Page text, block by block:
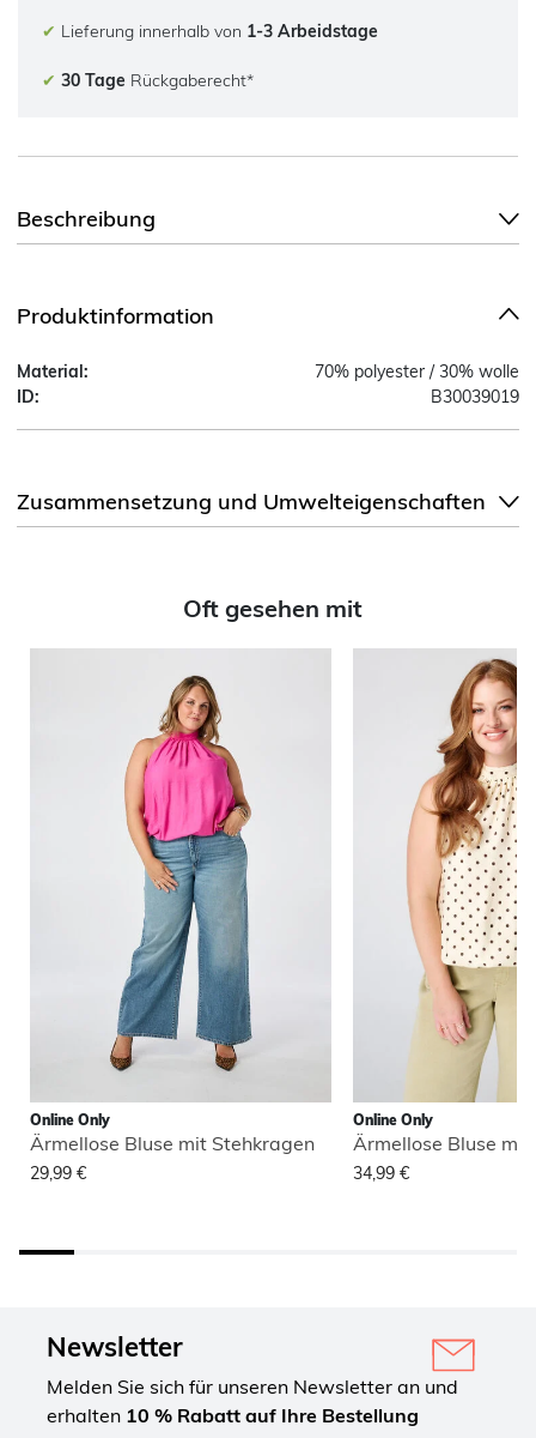
✔ Lieferung innerhalb von 1-3 Arbeidstage
✔ 30 Tage Rückgaberecht*
Beschreibung
Produktinformation
Material:
70% polyester / 30% wolle
ID:
B30039019
Zusammensetzung und Umwelteigenschaften
Oft gesehen mit
Online Only
Ärmellose Bluse mit Stehkragen
29,99 €
Online Only
Ärmellose Bluse
34,99 €
Newsletter
Melden Sie sich für unseren Newsletter an und
erhalten 10 % Rabatt auf Ihre Bestellung